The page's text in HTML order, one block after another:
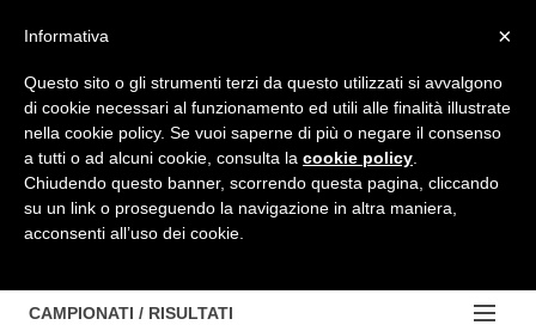
HOME
BACHECA
PROVINCE
TORINO
NOTIZIE:
CAMPIONATI / RISULTATI
×
Informativa
Questo sito o gli strumenti terzi da questo utilizzati si avvalgono
di cookie necessari al funzionamento ed utili alle finalità illustrate
nella cookie policy. Se vuoi saperne di più o negare il consenso
a tutti o ad alcuni cookie, consulta la cookie policy
Chiudendo questo banner, scorrendo questa pagina, cliccando
su un link o proseguendo la navigazione in altra maniera,
acconsenti all’uso dei cookie.